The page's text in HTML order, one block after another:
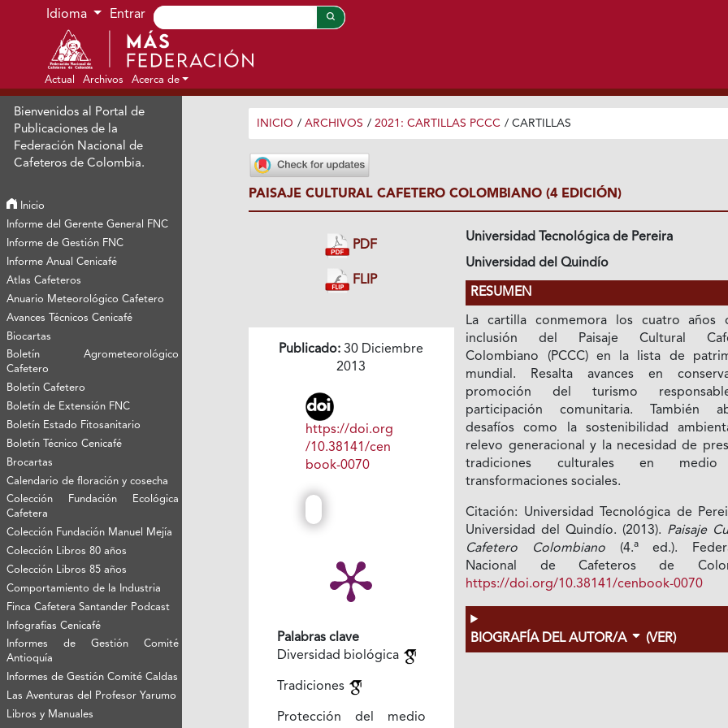
Ir al menú de navegación principal
Ir al contenido principal
Ir al pie de página del sitio
Idioma Entrar
Actual Archivos Acerca de
Bienvenidos al Portal de
Publicaciones de la
Federación Nacional de
Cafeteros de Colombia.
Inicio
Informe del Gerente General FNC
Informe de Gestión FNC
Informe Anual Cenicafé
Atlas Cafeteros
Anuario Meteorológico Cafetero
Avances Técnicos Cenicafé
Biocartas
Boletín Agrometeorológico
Cafetero
Boletín Cafetero
Boletín de Extensión FNC
Boletín Estado Fitosanitario
Boletín Técnico Cenicafé
Brocartas
Calendario de floración y cosecha
Colección Fundación Ecológica
Cafetera
Colección Fundación Manuel Mejía
Colección Libros 80 años
Colección Libros 85 años
Comportamiento de la Industria
Finca Cafetera Santander Podcast
Infografías Cenicafé
Informes de Gestión Comité
Antioquía
Informes de Gestión Comité Caldas
Las Aventuras del Profesor Yarumo
Libros y Manuales
INICIO / ARCHIVOS / 2021: CARTILLAS PCCC / CARTILLAS
PAISAJE CULTURAL CAFETERO COLOMBIANO (4 EDICIÓN)
PDF
FLIP
Publicado: 30 Diciembre
2013
https://doi.org
/10.38141/cen
book-0070
Palabras clave
Diversidad biológica
Tradiciones
Protección del medio
Universidad Tecnológica de Pereira
Universidad del Quindío
RESUMEN
La cartilla conmemora los cuatro años
inclusión del Paisaje Cultural
Colombiano (PCCC) en la lista de
mundial. Resalta avances en
promoción del turismo
participación comunitaria. También
desafíos como la sostenibilidad
relevo generacional y la necesidad de
tradiciones culturales en
transformaciones sociales.
Citación: Universidad Tecnológica de
Universidad del Quindío. (2013). Paisaje
Cafetero Colombiano(4.aed.).
Nacional de Cafeteros de
https://doi.org/10.38141/cenbook-0070
BIOGRAFÍA DEL AUTOR/A (VER)